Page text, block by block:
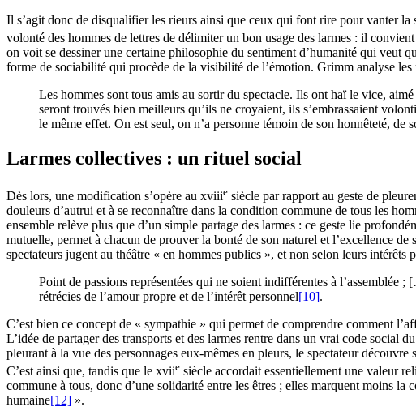
Il s’agit donc de disqualifier les rieurs ainsi que ceux qui font rire pour vanter la
volonté des hommes de lettres de délimiter un bon usage des larmes : il
on voit se dessiner une certaine philosophie du sentiment d’humanité qui veut
forme de sociabilité qui procède de la visibilité de l’émotion. Grimm analyse
Les hommes sont tous amis au sortir du spectacle. Ils ont haï le vice,
seront trouvés bien meilleurs qu’ils ne croyaient, ils s’embrassaient
le même effet. On est seul, on n’a personne témoin de son honnêteté, de
Larmes collectives : un rituel social
Dès lors, une modification s’opère au xviiie siècle par rapport au geste de
douleurs d’autrui et à se reconnaître dans la condition commune de tous les
ensemble relève plus que d’un simple partage des larmes : ce geste lie
mutuelle, permet à chacun de prouver la bonté de son naturel et l’excellence
spectateurs jugent au théâtre « en hommes publics », et non selon leurs intérêts
Point de passions représentées qui ne soient indifférentes à l’assemblée
rétrécies de l’amour propre et de l’intérêt personnel[10].
C’est bien ce concept de « sympathie » qui permet de comprendre comment
L’idée de partager des transports et des larmes rentre dans un vrai code
pleurant à la vue des personnages eux-mêmes en pleurs, le spectateur
C’est ainsi que, tandis que le xviie siècle accordait essentiellement une valeur
commune à tous, donc d’une solidarité entre les êtres ; elles marquent moins
humaine[12] ».